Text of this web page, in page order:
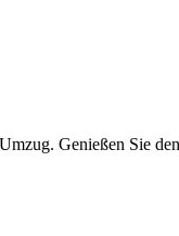
Genießen Sie